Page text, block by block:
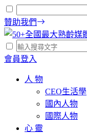
贊助我們
會員登入
人 物
CEO生活學
國內人物
國際人物
心 靈